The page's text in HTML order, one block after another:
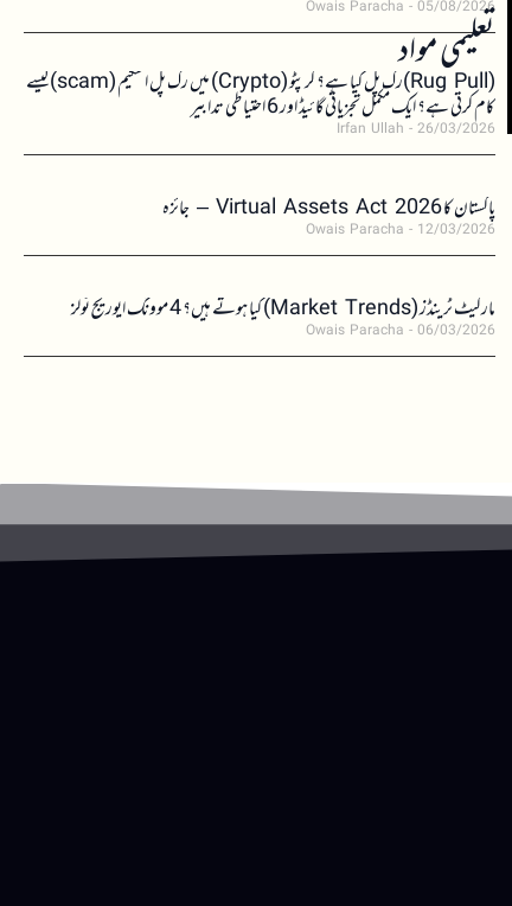
Owais Paracha 05/08/2026
تعلیمی مواد (Rug Pull)رگ پل کیا ہے؟ کرپٹو (Crypto) میں رگ پل اسکیم (scam)کیسے
کام کرتی ہے؟ ایک مکمل تجزیاتی گائیڈ اور 6 احتیاطی تدابیر
Irfan Ullah 26/03/2026
پاکستان کا Virtual Assets Act 2026 – جائزہ
Owais Paracha 12/03/2026
مارکیٹ ٹرینڈز (Market Trends) کیا ہوتے ہیں؟ 4 موونگ ایوریج ٹولز
Owais Paracha 06/03/2026